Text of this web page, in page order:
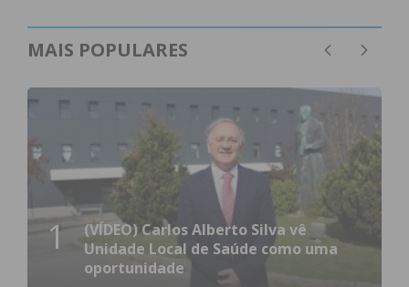
MAIS POPULARES
1
(VÍDEO) Carlos Alberto Silva vê
Unidade Local de Saúde como uma
oportunidade